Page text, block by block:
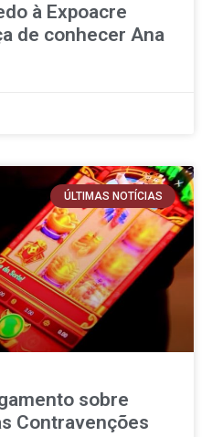
à Expoacre
de conhecer Ana
ÚLTIMAS NOTÍCIAS
sobre
Contravenções